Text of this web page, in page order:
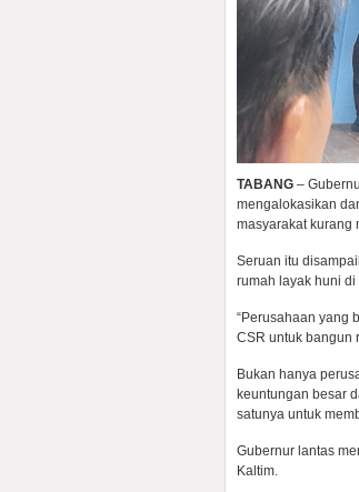
TABANG –
mengalokasikan
masyarakat kurang
Seruan itu
rumah layak huni
“Perusahaan yang
CSR untuk bangun
Bukan hanya
keuntungan besar
satunya untuk
Gubernur lantas
Kaltim.